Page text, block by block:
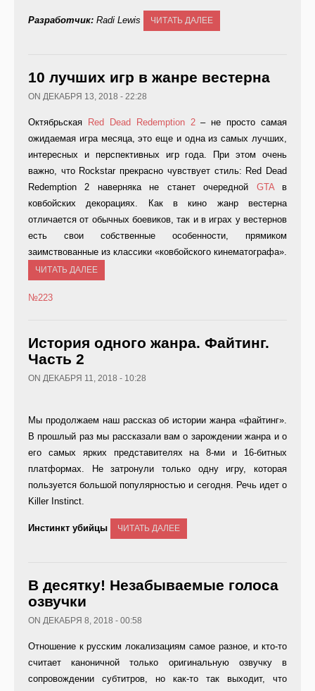
Разработчик: Radi Lewis ЧИТАТЬ ДАЛЕЕ
10 лучших игр в жанре вестерна
ON ДЕКАБРЯ 13, 2018 - 22:28
Октябрьская Red Dead Redemption 2– не просто самая
ожидаемая игра месяца, это еще и одна из самых лучших,
интересных и перспективных игр года. При этом очень
важно, что Rockstar прекрасно чувствует стиль: Red Dead
Redemption 2 наверняка не станет очередной GTAв
ковбойских декорациях. Как в кино жанр вестерна
отличается от обычных боевиков, так и в играх у вестернов
есть свои собственные особенности, прямиком
заимствованные из классики «ковбойского кинематографа».
ЧИТАТЬ ДАЛЕЕ
№223
История одного жанра. Файтинг.
Часть 2
ON ДЕКАБРЯ 11, 2018 - 10:28
Мы продолжаем наш рассказ об истории жанра «файтинг».
В прошлый раз мы рассказали вам о зарождении жанра и о
его самых ярких представителях на 8-ми и 16-битных
платформах. Не затронули только одну игру, которая
пользуется большой популярностью и сегодня. Речь идет о
Killer Instinct.
Инстинкт убийцы ЧИТАТЬ ДАЛЕЕ
В десятку! Незабываемые голоса
озвучки
ON ДЕКАБРЯ 8, 2018 - 00:58
Отношение к русским локализациям самое разное, и кто-то
считает каноничной только оригинальную озвучку в
сопровождении субтитров, но как-то так выходит, что